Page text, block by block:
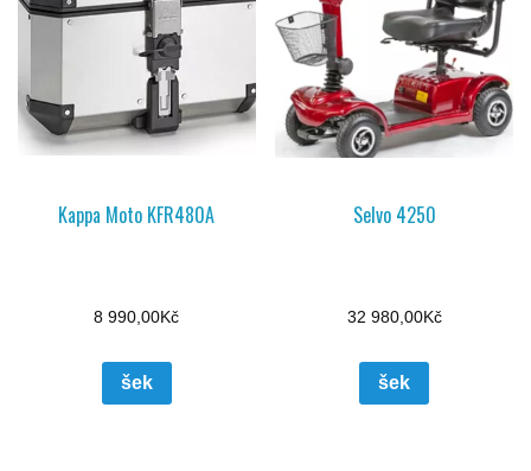
Kappa Moto KFR480A
8 990,00Kč
šek
Selvo 4250
32 980,00Kč
šek